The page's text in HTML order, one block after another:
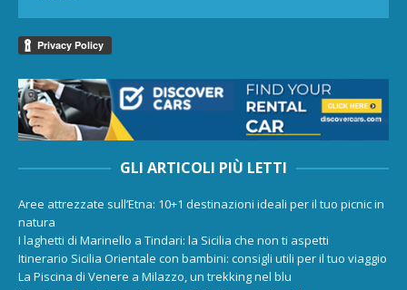
GLI ARTICOLI PIÙ LETTI
Aree attrezzate sull’Etna: 10+1 destinazioni ideali per il tuo picnic in
natura
I laghetti di Marinello a Tindari: la Sicilia che non ti aspetti
Itinerario Sicilia Orientale con bambini: consigli utili per il tuo viaggio
La Piscina di Venere a Milazzo, un trekking nel blu